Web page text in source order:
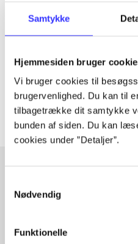
Samtykke
Hjemmesiden bruger
Vi bruger cookies til
brugervenlighed. Du kan til
tilbagetrække dit samtykke
bunden af siden. Du kan
cookies under ”Detaljer”.
Nødvendig
Funktionelle
Artiklen er en del af
Tidsskrift
Artiklerne i handler ofte
Artikler med samme